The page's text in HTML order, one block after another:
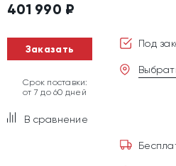
401 990 ₽
Заказать
Срок поставки:
от 7 до 60 дней
В сравнение
Под